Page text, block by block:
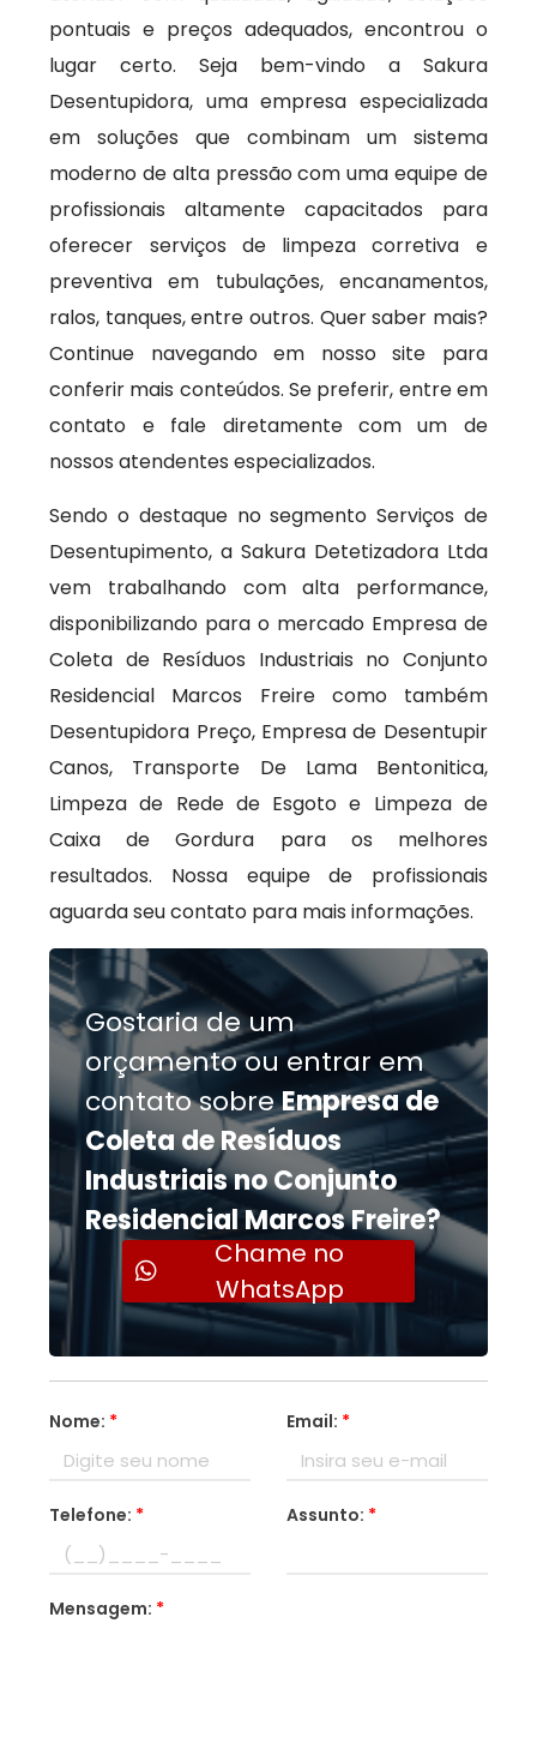
pontuais e preços adequados, encontrou o
lugar certo. Seja bem-vindo a Sakura
Desentupidora, uma empresa especializada
em soluções que combinam um sistema
moderno de alta pressão com uma equipe de
profissionais altamente capacitados para
oferecer serviços de limpeza corretiva e
preventiva em tubulações, encanamentos,
ralos, tanques, entre outros. Quer saber mais?
Continue navegando em nosso site para
conferir mais conteúdos. Se preferir, entre em
contato e fale diretamente com um de
nossos atendentes especializados.
Sendo o destaque no segmento Serviços de
Desentupimento, a Sakura Detetizadora Ltda
vem trabalhando com alta performance,
disponibilizando para o mercado Empresa de
Coleta de Resíduos Industriais no Conjunto
Residencial Marcos Freire como também
Desentupidora Preço, Empresa de Desentupir
Canos, Transporte De Lama Bentonitica,
Limpeza de Rede de Esgoto e Limpeza de
Caixa de Gordura para os melhores
resultados. Nossa equipe de profissionais
aguarda seu contato para mais informações.
Gostaria de um
orçamento ou entrar em
contato sobreEmpresa de
Coleta de Resíduos
Industriais no Conjunto
Residencial Marcos Freire?
Chame no
WhatsApp
Nome: * Email: *
Telefone: * Assunto: *
Mensagem: *